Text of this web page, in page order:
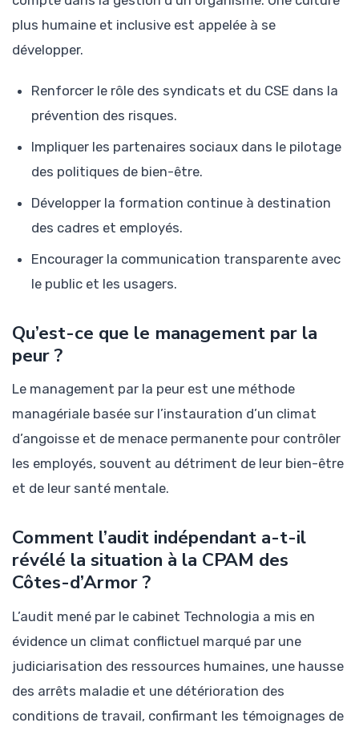
plus humaine et inclusive est appelée à se
développer.
Renforcer le rôle des syndicats et du CSE dans la
prévention des risques.
Impliquer les partenaires sociaux dans le pilotage
des politiques de bien-être.
Développer la formation continue à destination
des cadres et employés.
Encourager la communication transparente avec
le public et les usagers.
Qu’est-ce que le management par la
peur ?
Le management par la peur est une méthode
managériale basée sur l’instauration d’un climat
d’angoisse et de menace permanente pour contrôler
les employés, souvent au détriment de leur bien-être
et de leur santé mentale.
Comment l’audit indépendant a-t-il
révélé la situation à la CPAM des
Côtes-d’Armor ?
L’audit mené par le cabinet Technologia a mis en
évidence un climat conflictuel marqué par une
judiciarisation des ressources humaines, une hausse
des arrêts maladie et une détérioration des
conditions de travail, confirmant les témoignages de